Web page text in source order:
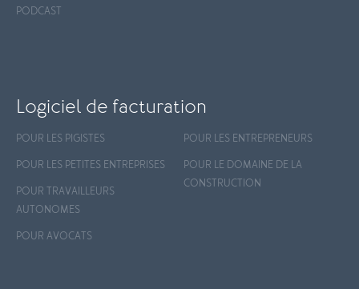
PODCAST
Logiciel de facturation
POUR LES PIGISTES
POUR LES PETITES ENTREPRISES
POUR TRAVAILLEURS
AUTONOMES
POUR AVOCATS
POUR LES ENTREPRENEURS
POUR LE DOMAINE DE LA
CONSTRUCTION